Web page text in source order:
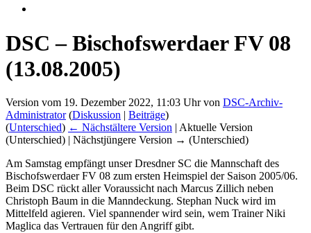
DSC – Bischofswerdaer FV 08
(13.08.2005)
Version vom 19. Dezember 2022, 11:03 Uhr von DSC-Archiv-
Administrator (Diskussion | Beiträge)
(Unterschied) ← Nächstältere Version | Aktuelle Version
(Unterschied) | Nächstjüngere Version → (Unterschied)
Am Samstag empfängt unser Dresdner SC die Mannschaft des
Bischofswerdaer FV 08 zum ersten Heimspiel der Saison 2005/06.
Beim DSC rückt aller Voraussicht nach Marcus Zillich neben
Christoph Baum in die Manndeckung. Stephan Nuck wird im
Mittelfeld agieren. Viel spannender wird sein, wem Trainer Niki
Maglica das Vertrauen für den Angriff gibt.